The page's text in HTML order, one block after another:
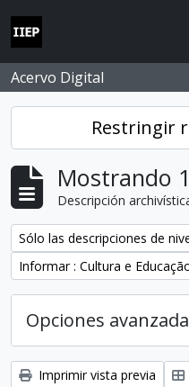
Skip to main content
Acervo Digital
Restringir
Mostrando
Descripción
Remove filter:
Sólo las descripciones de
Remove filter:
Informar : Cultura e
Opciones
Imprimir vista previa